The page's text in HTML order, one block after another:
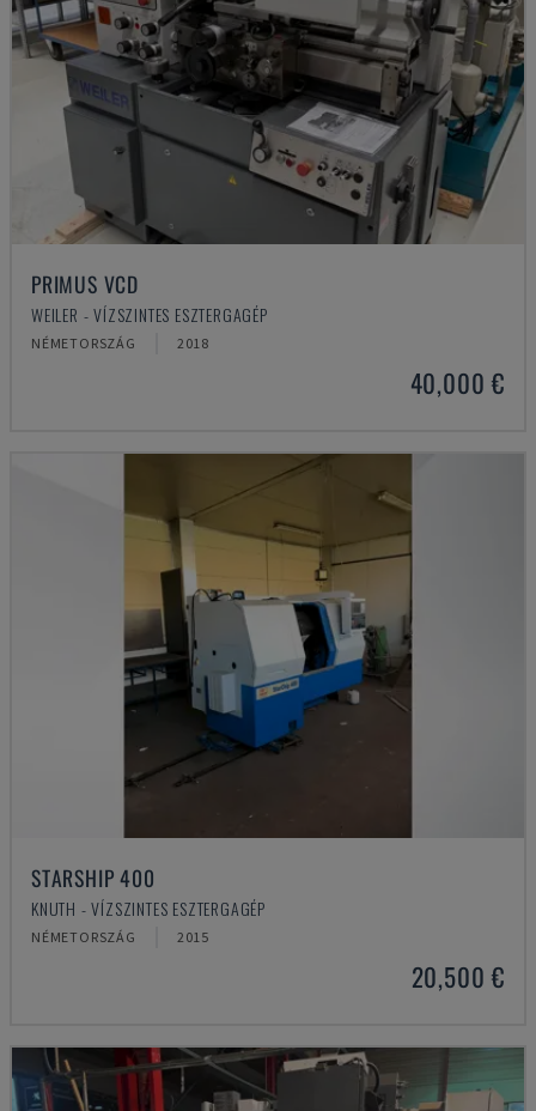
PRIMUS VCD
WEILER - VÍZSZINTES ESZTERGAGÉP
NÉMETORSZÁG 2018
40,000 €
STARSHIP 400
KNUTH - VÍZSZINTES ESZTERGAGÉP
NÉMETORSZÁG 2015
20,500 €